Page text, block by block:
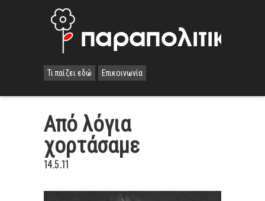
Τι παίζει εδώ Επικοινωνία
Από λόγια
χορτάσαμε
14.5.11